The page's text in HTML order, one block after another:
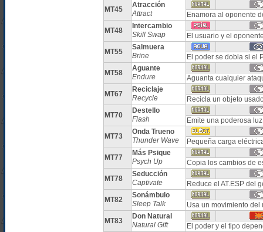
MT45
Atracción
Attract
Enamora al oponente
MT48
Intercambio
Skill Swap
El usuario y el
MT55
Salmuera
Brine
El poder se dobla si el
MT58
Aguante
Endure
Aguanta cualquier
MT67
Reciclaje
Recycle
Recicla un objeto
MT70
Destello
Flash
Emite una poderosa
MT73
Onda Trueno
Thunder Wave
Pequeña carga
MT77
Más Psique
Psych Up
Copia los cambios de
MT78
Seducción
Captivate
Reduce el AT.ESP del
MT82
Sonámbulo
Sleep Talk
Usa un movimiento del
MT83
Don Natural
Natural Gift
El poder y el tipo